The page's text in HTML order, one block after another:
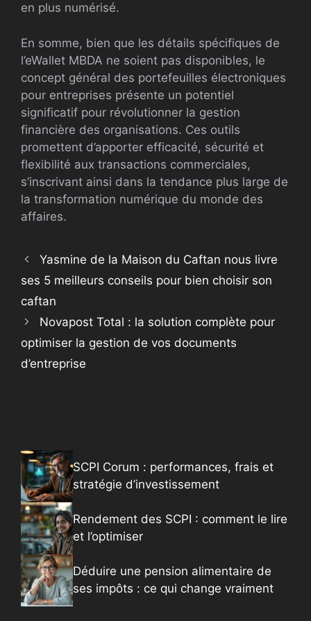
en plus numérisé.
En somme, bien que les détails spécifiques de
l’eWallet MBDA ne soient pas disponibles, le
concept général des portefeuilles électroniques
pour entreprises présente un potentiel
significatif pour révolutionner la gestion
financière des organisations. Ces outils
promettent d’apporter efficacité, sécurité et
flexibilité aux transactions commerciales,
s’inscrivant ainsi dans la tendance plus large de
la transformation numérique du monde des
affaires.
Yasmine de la Maison du Caftan nous livre
ses 5 meilleurs conseils pour bien choisir son
caftan
Novapost Total : la solution complète pour
optimiser la gestion de vos documents
d’entreprise
SCPI Corum : performances, frais et
stratégie d’investissement
Rendement des SCPI : comment le lire
et l’optimiser
Déduire une pension alimentaire de
ses impôts : ce qui change vraiment